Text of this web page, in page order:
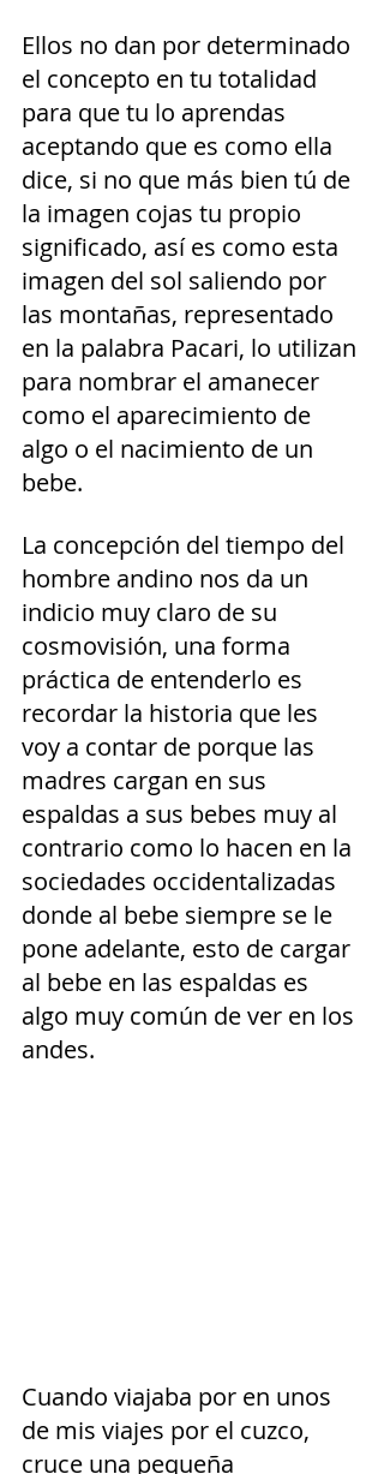
Ellos no dan por determinado
el concepto en tu totalidad
para que tu lo aprendas
aceptando que es como ella
dice, si no que más bien tú de
la imagen cojas tu propio
significado, así es como esta
imagen del sol saliendo por
las montañas, representado
en la palabra Pacari, lo utilizan
para nombrar el amanecer
como el aparecimiento de
algo o el nacimiento de un
bebe.
La concepción del tiempo del
hombre andino nos da un
indicio muy claro de su
cosmovisión, una forma
práctica de entenderlo es
recordar la historia que les
voy a contar de porque las
madres cargan en sus
espaldas a sus bebes muy al
contrario como lo hacen en la
sociedades occidentalizadas
donde al bebe siempre se le
pone adelante, esto de cargar
al bebe en las espaldas es
algo muy común de ver en los
andes.
Cuando viajaba por en unos
de mis viajes por el cuzco,
cruce una pequeña